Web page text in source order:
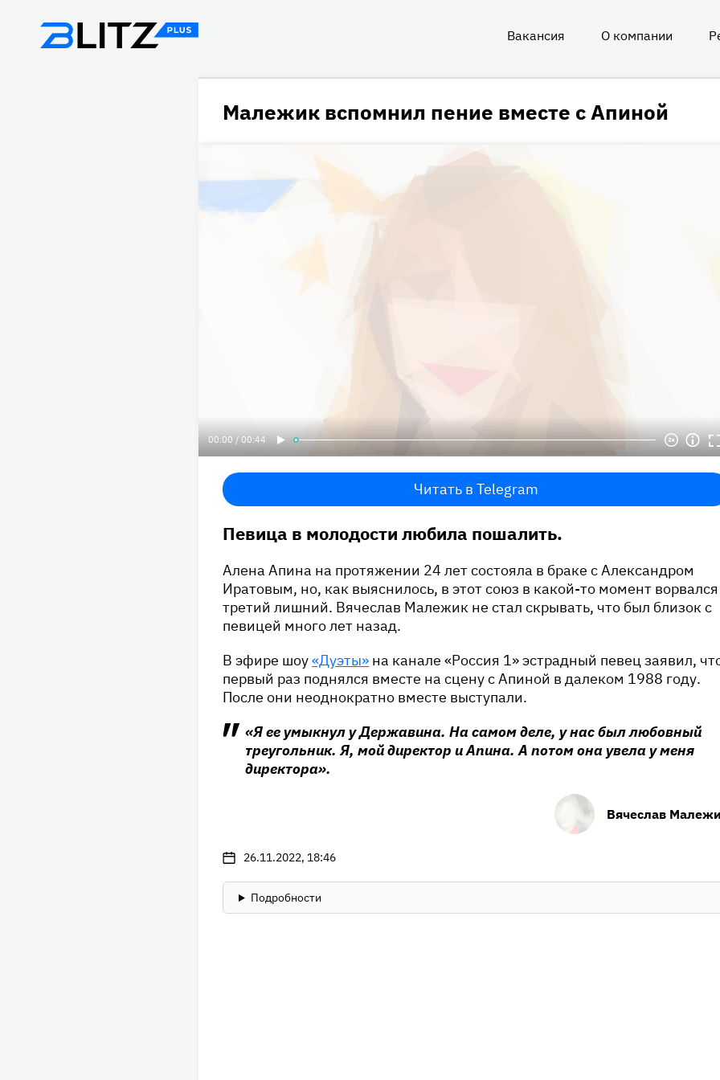
Вакансия О компании
Малежик вспомнил пение вместе с Апиной
00:00 / 00:44
Читать в Telegram
Певица в молодости любила пошалить.
Алена Апина на протяжении 24 лет состояла в браке с Александром
Иратовым, но, как выяснилось, в этот союз в какой-то момент ворвался
третий лишний. Вячеслав Малежик не стал скрывать, что был близок с
певицей много лет назад.
В эфире шоу«Дуэты» на канале «Россия 1» эстрадный певец заявил,
первый раз поднялся вместе на сцену с Апиной в далеком 1988 году.
После они неоднократно вместе выступали.
«Я ее умыкнул у Державина. На самом деле, у нас был любовный
треугольник. Я, мой директор и Апина. А потом она увела у меня
директора».
Вячеслав
26.11.2022, 18:46
Подробности